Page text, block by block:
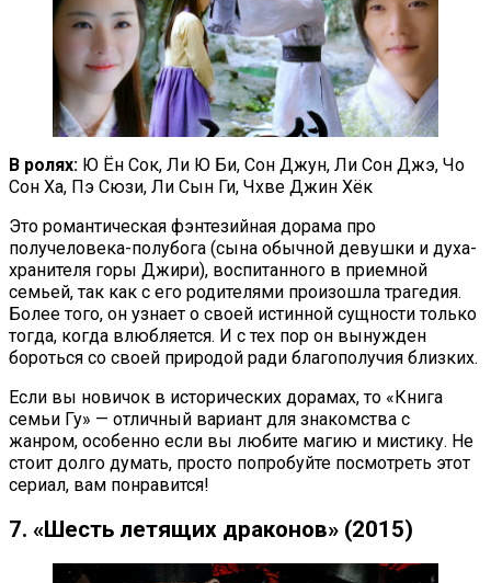
В ролях: Ю Ён Сок, Ли Ю Би, Сон Джун, Ли Сон Джэ, Чо
Сон Ха, Пэ Сюзи, Ли Сын Ги, Чхве Джин Хёк
Это романтическая фэнтезийная дорама про
получеловека-полубога (сына обычной девушки и духа-
хранителя горы Джири), воспитанного в приемной
семьей, так как с его родителями произошла трагедия.
Более того, он узнает о своей истинной сущности только
тогда, когда влюбляется. И с тех пор он вынужден
бороться со своей природой ради благополучия близких.
Если вы новичок в исторических дорамах, то «Книга
семьи Гу» — отличный вариант для знакомства с
жанром, особенно если вы любите магию и мистику. Не
стоит долго думать, просто попробуйте посмотреть этот
сериал, вам понравится!
7. «Шесть летящих драконов» (2015)